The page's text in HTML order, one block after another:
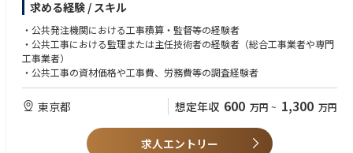
・公共土木⼯事の積算基準に関する検討、歩掛・諸経費の調査・解析
・公共事業におけるi-ConstructionやDXの推進支援
＜クライアント＞
・ 国（国土交通省、環境省、総務省、農林水産省など）
・ 独立行政法人、財団、社団
・ 民間企業（首都高速道路、JR東日本、東京ガスなど）
求める経験 / スキル
・公共発注機関における工事積算・監督等の経験者
・公共工事における監理または主任技術者の経験者（総合工事業者や専門
工事業者）
・公共工事の資材価格や工事費、労務費等の調査経験者
東京都 想定年収 600 万円 ~ 1,300 万円
求人エントリー